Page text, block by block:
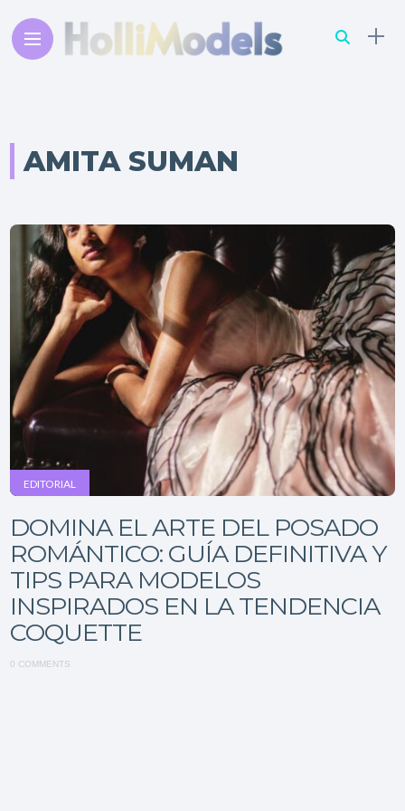
AMITA SUMAN
EDITORIAL
DOMINA EL ARTE DEL POSADO
ROMÁNTICO: GUÍA DEFINITIVA Y
TIPS PARA MODELOS
INSPIRADOS EN LA TENDENCIA
COQUETTE
0 COMMENTS